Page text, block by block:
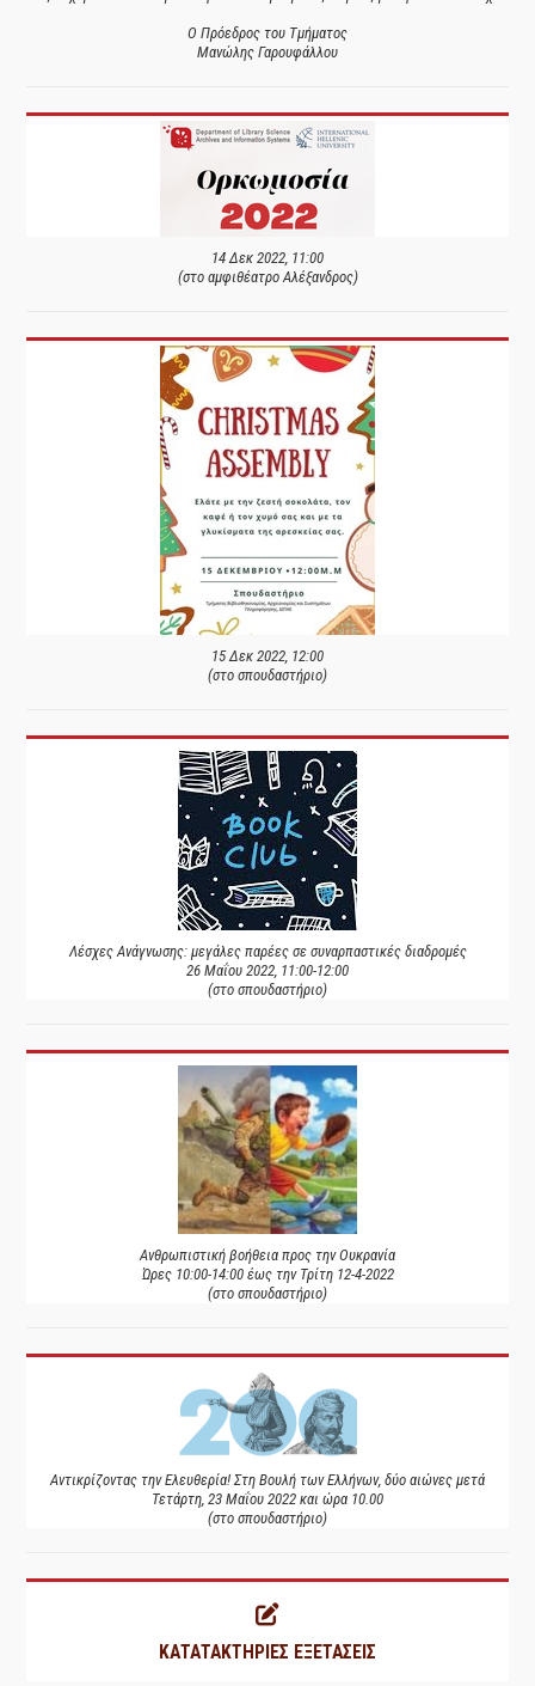
Ο Πρόεδρος του Τμήματος
Μανώλης Γαρουφάλλου
14 Δεκ 2022, 11:00
(στο αμφιθέατρο Αλέξανδρος)
15 Δεκ 2022, 12:00
(στο σπουδαστήριο)
Λέσχες Ανάγνωσης: μεγάλες παρέες σε συναρπαστικές διαδρομές
26 Μαΐου 2022, 11:00-12:00
(στο σπουδαστήριο)
Ανθρωπιστική βοήθεια προς την Ουκρανία
Ώρες 10:00-14:00 έως την Τρίτη 12-4-2022
(στο σπουδαστήριο)
Αντικρίζοντας την Ελευθερία! Στη Βουλή των Ελλήνων, δύο αιώνες μετά
Τετάρτη, 23 Μαΐου 2022 και ώρα 10.00
(στο σπουδαστήριο)
ΚΑΤΑΤΑΚΤΗΡΙΕΣ ΕΞΕΤΑΣΕΙΣ